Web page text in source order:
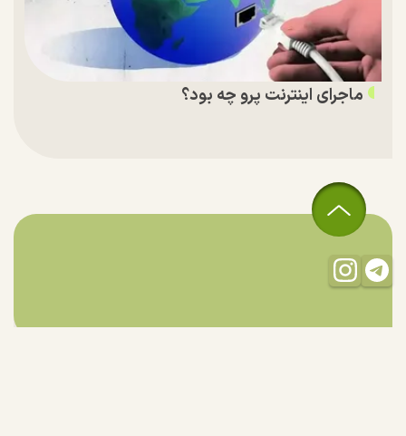
ماجرای اینترنت پرو چه بود؟